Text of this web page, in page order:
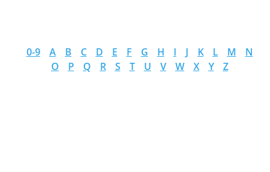
0-9 A B C D E F G H I J K L M
N
O
P Q R S T U V W X Y Z